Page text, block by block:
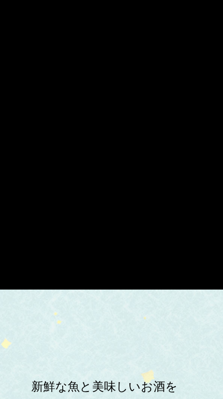
新鮮な魚と美味しいお酒を